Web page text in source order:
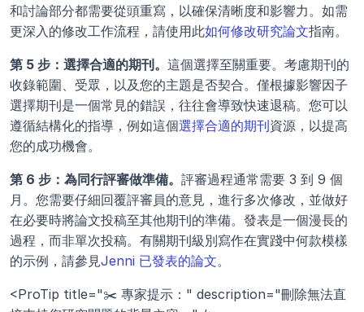
和討論部分都需要從頭重寫，以確保清晰度和影響力。如需
更深入的修改工作流程，請使用此如何修改研究論文指南。
第 5 步：選擇合適的期刊。 這個選擇至關重要。考慮期刊的
收錄範圍、受眾，以及您的主題是否契合。僅根據影響因子
選擇期刊是一個常見的錯誤，往往會導致快速退稿。您可以
遵循結構化的指導，例如這個選擇合適的期刊資源，以提高
您的成功機會。
第 6 步：為同行評審做準備。 評審過程通常需要 3 到 9 個
月。您需要仔細回覆評審員的意見，進行多次修改，並做好
在必要時將論文投稿至其他期刊的準備。發表是一個漫長的
過程，而非單次投稿。有關期刊級別寫作在實踐中何款模樣
的示例，請參見Jenni 已發表的論文。
<ProTip title="✂️ 專家提示：" description="刪除無法直